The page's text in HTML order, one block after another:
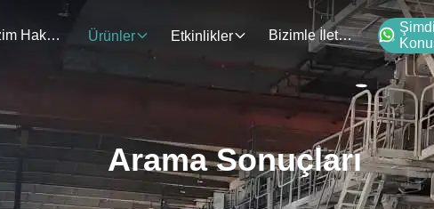
Bizim Hakkımızda Ürünler Etkinlikler Bizimle İletişim
Şimdi
Arama Sonuçları